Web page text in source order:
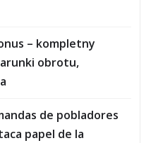
– kompletny
obrotu,
de pobladores
papel de la